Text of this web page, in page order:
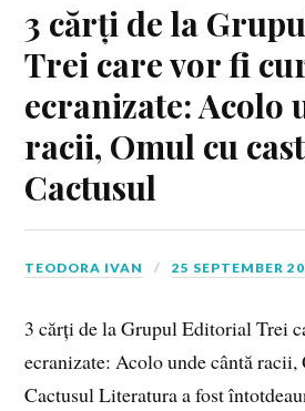
3 cărți de la
Trei care vor fi
ecranizate: Acolo
racii, Omul cu
Cactusul
TEODORA IVAN 25 SEPTEMBER
3 cărți de la Grupul Editorial Trei
ecranizate: Acolo unde cântă racii,
Cactusul Literatura a fost